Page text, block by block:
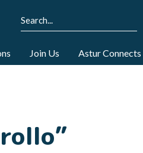
Join Us Astur Connects